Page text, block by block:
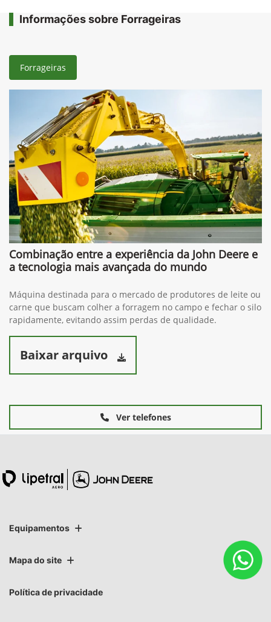
Informações sobre Forrageiras
Forrageiras
Combinação entre a experiência da John Deere e
a tecnologia mais avançada do mundo
Máquina destinada para o mercado de produtores de leite ou
carne que buscam colher a forragem no campo e fechar o silo
rapidamente, evitando assim perdas de qualidade.
Baixar arquivo
Ver telefones
Equipamentos
Mapa do site
Política de privacidade